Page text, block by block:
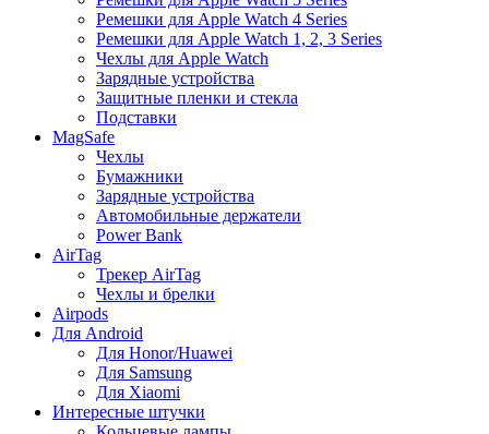
Ремешки для Apple Watch 4 Series
Ремешки для Apple Watch 1, 2, 3 Series
Чехлы для Apple Watch
Зарядные устройства
Защитные пленки и стекла
Подставки
MagSafe
Чехлы
Бумажники
Зарядные устройства
Автомобильные держатели
Power Bank
AirTag
Трекер AirTag
Чехлы и брелки
Airpods
Для Android
Для Honor/Huawei
Для Samsung
Для Xiaomi
Интересные штучки